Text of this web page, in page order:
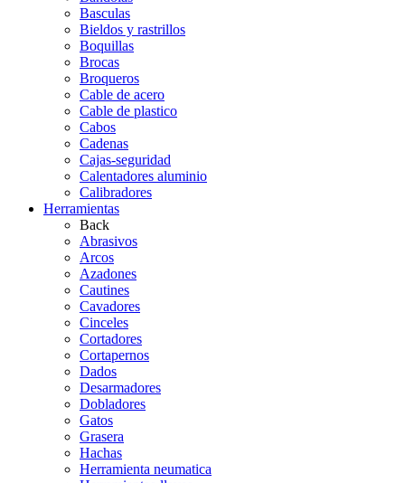
Basculas
Bieldos y rastrillos
Boquillas
Brocas
Broqueros
Cable de acero
Cable de plastico
Cabos
Cadenas
Cajas-seguridad
Calentadores aluminio
Calibradores
Herramientas
Back
Abrasivos
Arcos
Azadones
Cautines
Cavadores
Cinceles
Cortadores
Cortapernos
Dados
Desarmadores
Dobladores
Gatos
Grasera
Hachas
Herramienta neumatica